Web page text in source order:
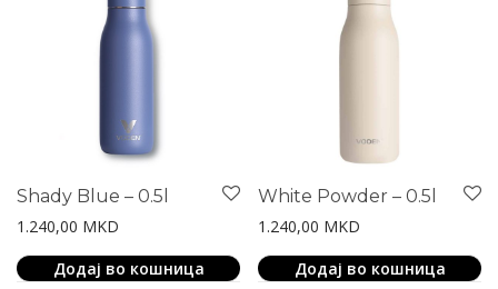
Shady Blue – 0.5l
1.240,00 MKD
Додај во кошница
White Powder – 0.5l
1.240,00 MKD
Додај во кошница